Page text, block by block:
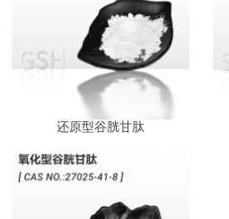
还原型谷胱甘肽